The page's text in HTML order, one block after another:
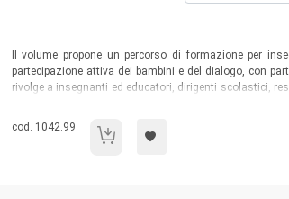
Sommario:
Il volume propone un percorso di formazione per
partecipazione attiva dei bambini e del dialogo, con
rivolge a insegnanti ed educatori, dirigenti scolastici,
classe e dell’educazione, studenti universitari
l’educazione e i metodi della comunicazione efficace.
Codice libro:
cod. 1042.99 Raccontare storie personali in classe